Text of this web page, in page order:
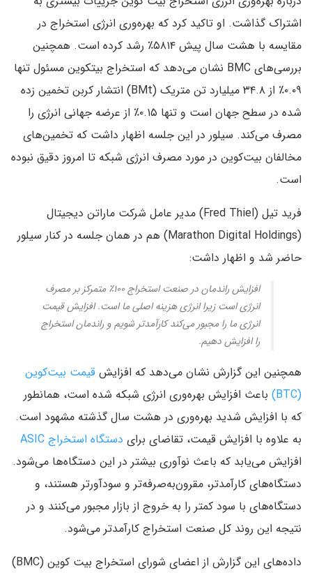
اشتراک گذاشت. او تاکید کرد که بهره‌وری انرژی استخراج در
مقایسه با هشت سال پیش ۵۸۱۴٪ رشد کرده است. همچنین
بررسی‌های BMC نشان می‌دهد که استخراج بیتکوین مسئول تنها
۰.۰۹٪ از ۳۴.۸ میلیارد تن متریک (BMt) انتشار کربن تخمین زده
شده در سطح جهان است و تنها ۰.۱۵٪ از عرضه جهانی انرژی را
مصرف می‌کند. سیلور در این جلسه اظهار داشت که تخمین‌های
مخالفان بیت‌کوین در مورد مصرف انرژی شبکه تا امروز دقیق نبوده
است.
فرید تیل (Fred Thiel) مدیر عامل شرکت ماراتن دیجیتال
(Marathon Digital Holdings) هم در همان جلسه در کنار سیلور
حاضر شد و اظهار داشت:
افزایش راندمان در صنعت استخراج ۱۰۰٪ متمرکز بر مصرف
انرژی است زیرا انرژی هزینه اصلی ما است. افزایش قیمت
انرژی ما را مجبور می‌کند کارآمدتر شویم و راندمان استخراج
را افزایش دهیم.
همچنین این گزارش نشان می‌دهد که افزایش قیمت بیت‌کوین
(BTC)
باعث افزایش بهره‌وری انرژی شبکه شده است، همانطور
که با افزایش شدید بهره‌وری در هشت سال گذشته مشهود است.
به علاوه با افزایش قیمت، تقاضای برای دستگاه استخراج ASIC
افزایش می‌یابد که باعث نوآوری بیشتر در این دستگاه‌ها می‌شود.
دستگاه‌های کارآمدتر، مقرون‌به‌صرفه‌تر و سودآورتر هستند، و
دستگاه‌های با سود کمتر را به خروج از بازار مجبور می‌کنند و در
نتیجه این روند کل صنعت استخراج کارآمدتر می‌شود.
داده‌های این گزارش از اعضای شورای استخراج بیت کوین (BMC)